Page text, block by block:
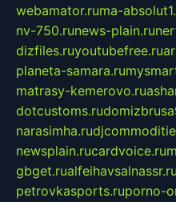
webamator.ruma-
nv-750.runews-plain.ru
dizfiles.ruyoutubefree.ru
planeta-samara.ru
matrasy-kemerovo.ru
dotcustoms.ru
narasimha.ru
newsplain.rucardvoice.ru
gbget.rualfeihavsalnassr.ru
petrovkasports.ruporno-